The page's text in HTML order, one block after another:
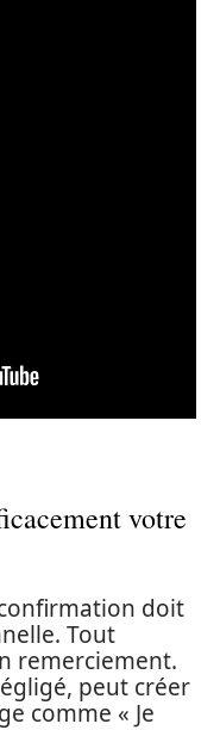
votre
doit
Tout
remerciement.
peut créer
comme « Je